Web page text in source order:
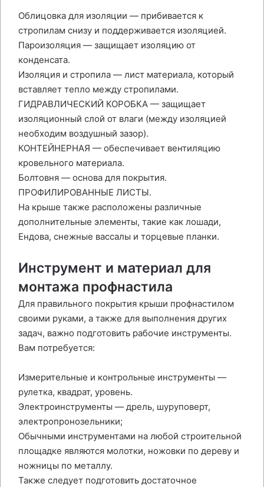
Облицовка для изоляции — прибивается к
стропилам снизу и поддерживается изоляцией.
Пароизоляция — защищает изоляцию от
конденсата.
Изоляция и стропила — лист материала, который
вставляет тепло между стропилами.
ГИДРАВЛИЧЕСКИЙ КОРОБКА — защищает
изоляционный слой от влаги (между изоляцией
необходим воздушный зазор).
КОНТЕЙНЕРНАЯ — обеспечивает вентиляцию
кровельного материала.
Болтовня — основа для покрытия.
ПРОФИЛИРОВАННЫЕ ЛИСТЫ.
На крыше также расположены различные
дополнительные элементы, такие как лошади,
Ендова, снежные вассалы и торцевые планки.
Инструмент и материал для
монтажа профнастила
Для правильного покрытия крыши профнастилом
своими руками, а также для выполнения других
задач, важно подготовить рабочие инструменты.
Вам потребуется:
Измерительные и контрольные инструменты —
рулетка, квадрат, уровень.
Электроинструменты — дрель, шуруповерт,
электропронозельники;
Обычными инструментами на любой строительной
площадке являются молотки, ножовки по дереву и
ножницы по металлу.
Также следует подготовить достаточное